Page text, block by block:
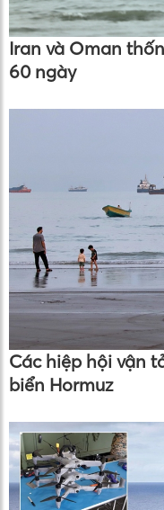
Iran và Oman
60 ngày
Các hiệp hội vận
biển Hormuz